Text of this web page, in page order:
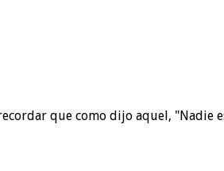
que como dijo aquel, "Nadie